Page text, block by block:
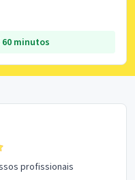
minutos
profissionais